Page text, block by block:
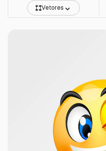
Vetores